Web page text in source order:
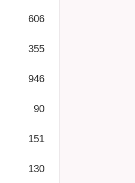
606
355
946
90
151
130